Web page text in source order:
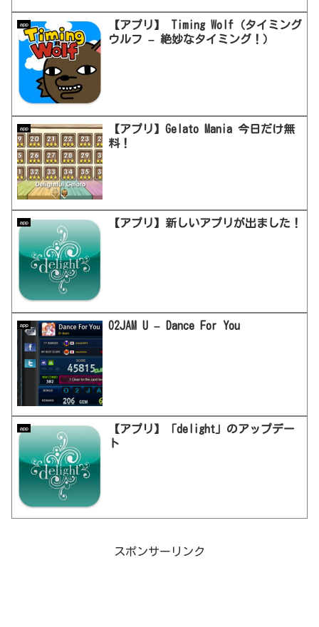
app
【アプリ】 Timing Wolf（タイミング
ウルフ – 絶妙なタイミング！）
app
【アプリ】Gelato Mania 今日だけ無
料！
app 【アプリ】新しいアプリが出ました！
app O2JAM U – Dance For You
app
【アプリ】「delight」のアップデー
ト
スポンサーリンク